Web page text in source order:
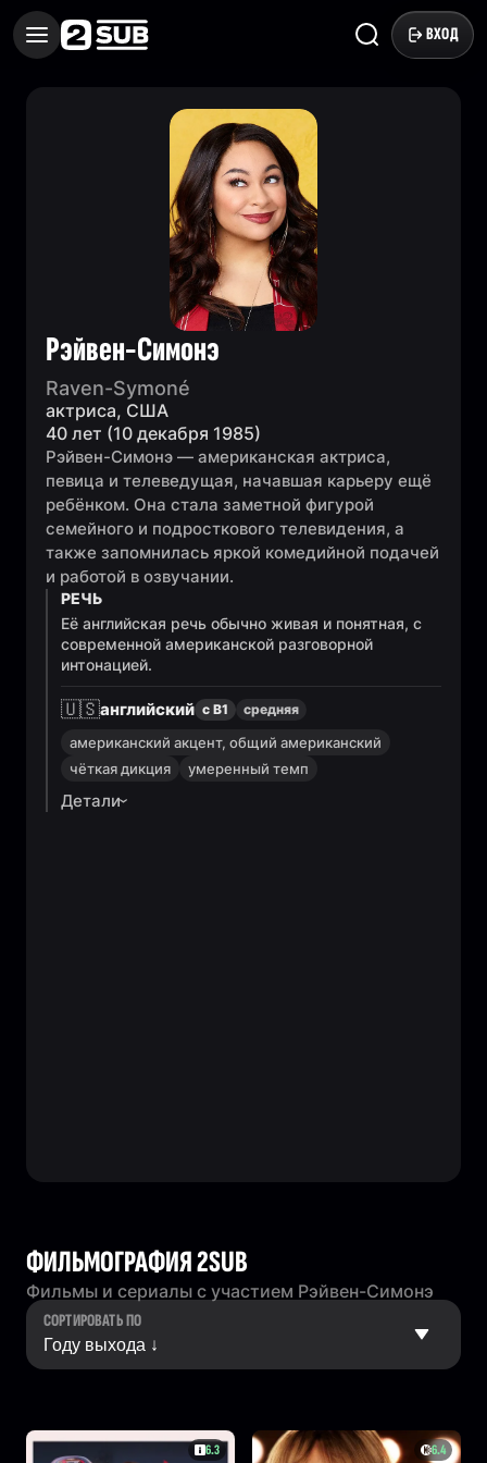
ВХОД
Рэйвен-Симонэ
Raven-Symoné
актриса, США
40 лет (10 декабря 1985)
Рэйвен-Симонэ — американская актриса,
певица и телеведущая, начавшая карьеру ещё
ребёнком. Она стала заметной фигурой
семейного и подросткового телевидения, а
также запомнилась яркой комедийной подачей
и работой в озвучании.
РЕЧЬ
Её английская речь обычно живая и понятная, с
современной американской разговорной
интонацией.
🇺🇸английский с B1 средняя
американский акцент, общий американский
чёткая дикция
умеренный темп
Детали
ФИЛЬМОГРАФИЯ 2SUB
Фильмы и сериалы с участием Рэйвен-Симонэ
СОРТИРОВАТЬ ПО
6.3 6.4